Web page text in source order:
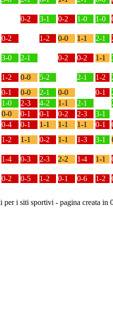
0-2 3-1 0-2 1-0 1-0
0-2 1-2 0-0 1-1 2-1
3-0 2-1 0-2 0-2 1-1
1-2 0-0 5-2 2-1 1-2
0-1 0-0 2-1 0-0 0-1
1-0 2-3 4-2 1-1 2-1
0-0 0-1 0-1 0-2 2-3
3-1
0-4 0-1 1-1 1-1 1-1 0-1
1-2 1-1 0-2 1-1 1-3 3-1
1-4 0-3 2-3 2-2 1-4 1-1
0-2 0-5 1-2 0-1 0-6 1-2
per i siti sportivi - pagina creata in